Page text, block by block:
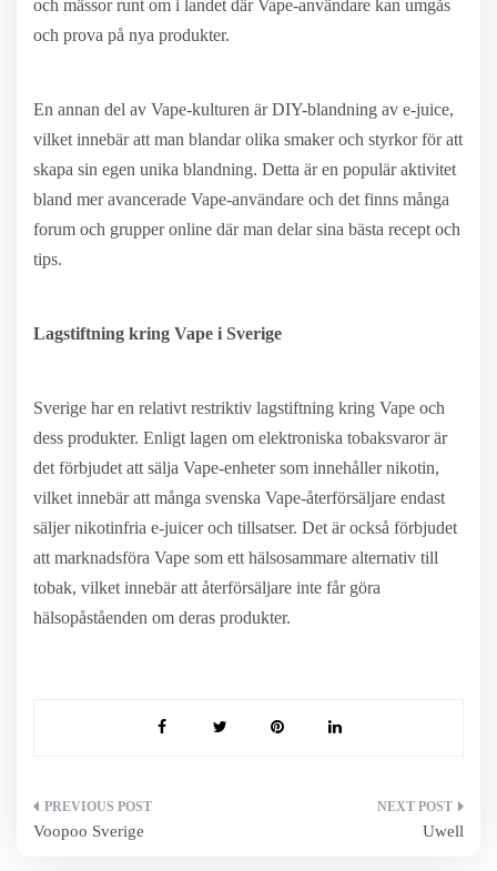
och mässor runt om i landet där Vape-användare kan umgås
och prova på nya produkter.
En annan del av Vape-kulturen är DIY-blandning av e-juice,
vilket innebär att man blandar olika smaker och styrkor för att
skapa sin egen unika blandning. Detta är en populär aktivitet
bland mer avancerade Vape-användare och det finns många
forum och grupper online där man delar sina bästa recept och
tips.
Lagstiftning kring Vape i Sverige
Sverige har en relativt restriktiv lagstiftning kring Vape och
dess produkter. Enligt lagen om elektroniska tobaksvaror är
det förbjudet att sälja Vape-enheter som innehåller nikotin,
vilket innebär att många svenska Vape-återförsäljare endast
säljer nikotinfria e-juicer och tillsatser. Det är också förbjudet
att marknadsföra Vape som ett hälsosammare alternativ till
tobak, vilket innebär att återförsäljare inte får göra
hälsopåståenden om deras produkter.
Inläggsnavigering
Voopoo Sverige Uwell